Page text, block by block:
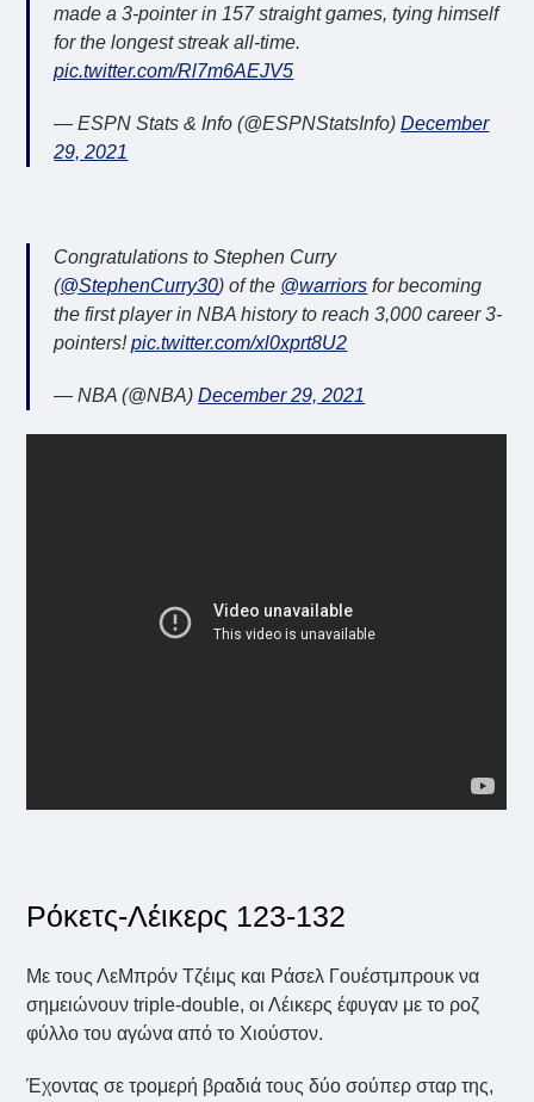
made a 3-pointer in 157 straight games, tying himself
for the longest streak all-time.
pic.twitter.com/Rl7m6AEJV5
— ESPN Stats & Info (@ESPNStatsInfo)December
29, 2021
Congratulations to Stephen Curry
(@StephenCurry30) of the @warriors for becoming
the first player in NBA history to reach 3,000 career 3-
pointers!pic.twitter.com/xl0xprt8U2
— NBA (@NBA)December 29, 2021
Ρόκετς-Λέικερς 123-132
Με τους ΛεΜπρόν Τζέιμς και Ράσελ Γουέστμπρουκ να
σημειώνουν triple-double, οι Λέικερς έφυγαν με το ροζ
φύλλο του αγώνα από το Χιούστον.
Έχοντας σε τρομερή βραδιά τους δύο σούπερ σταρ της,